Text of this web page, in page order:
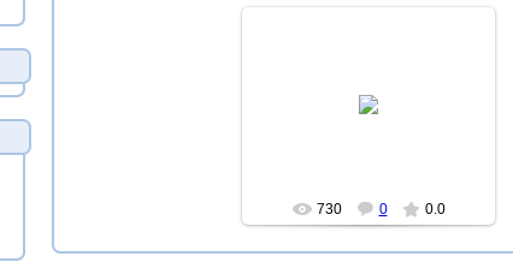
Видна атмосфера Венеры
730 0 0.0